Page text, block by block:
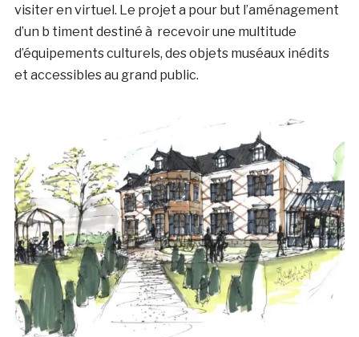
visiter en virtuel. Le projet a pour but l’aménagement
d’un b timent destiné à recevoir une multitude
d’équipements culturels, des objets muséaux inédits
et accessibles au grand public.